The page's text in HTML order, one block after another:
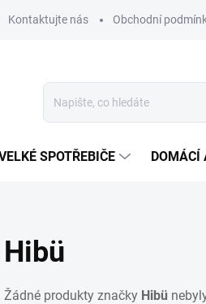
Kontaktujte nás Obchodní
SPOTŘEBIČE DOMÁCÍ
Hibü
Žádné produkty značky Hibü